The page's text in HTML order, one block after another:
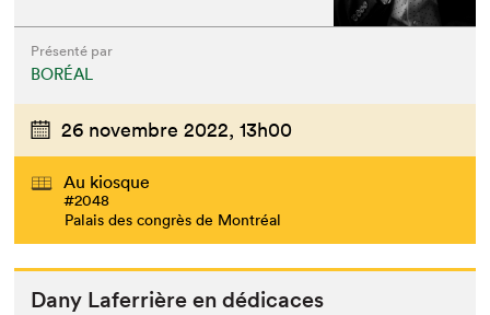
Présenté par
BORÉAL
26 novembre 2022, 13h00
Au kiosque
#2048
Palais des congrès de Montréal
Dany Lafer­rière en dédicaces